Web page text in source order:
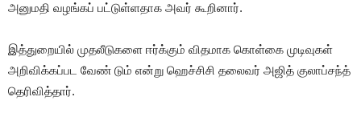
அனுமதி வழங்கப் பட்டுள்ளதாக அவர் கூறினார்.
இத்துறையில் முதலீடுகளை ஈர்க்கும் விதமாக கொள்கை முடிவுகள்
அறிவிக்கப்பட வேண் டும் என்று ஹெச்சிசி தலைவர் அஜித் குலாப்சந்த்
தெரிவித்தார்.